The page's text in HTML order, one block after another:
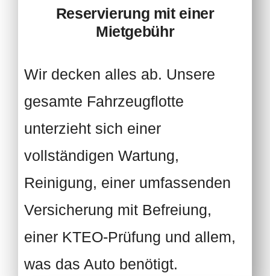
Reservierung mit einer
Mietgebühr
Wir decken alles ab. Unsere
gesamte Fahrzeugflotte
unterzieht sich einer
vollständigen Wartung,
Reinigung, einer umfassenden
Versicherung mit Befreiung,
einer KTEO-Prüfung und allem,
was das Auto benötigt.